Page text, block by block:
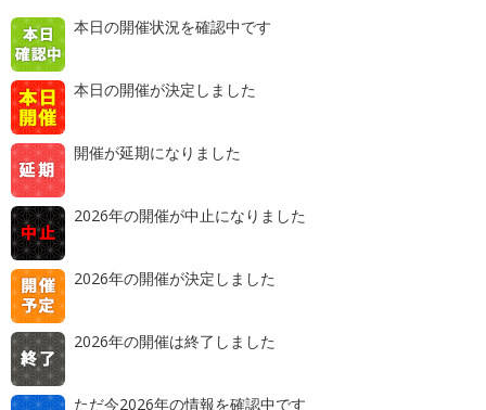
本日の開催状況を確認中です
本日の開催が決定しました
開催が延期になりました
2026年の開催が中止になりました
2026年の開催が決定しました
2026年の開催は終了しました
ただ今2026年の情報を確認中です